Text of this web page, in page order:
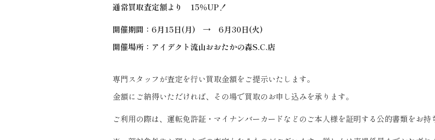
通常買取査定額より 15％UP！
開催期間：6月15日(月) → 6月30日(火)
開催場所：アイデクト流山おおたかの森S.C.店
専門スタッフが査定を行い買取金額をご提示いたします。
金額にご納得いただければ、その場で買取のお申し込みを承ります。
ご利用の際は、運転免許証・マイナンバーカードなどのご本人様を証明する公的書類をお持